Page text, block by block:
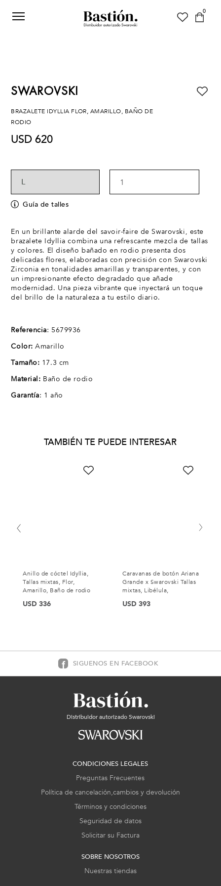
0
SWAROVSKI
BRAZALETE IDYLLIA FLOR, AMARILLO, BAÑO DE
RODIO
USD 620
1
Guía de talles
En un brillante alarde del savoir-faire de Swarovski, este
brazalete Idyllia combina una refrescante mezcla de tallas
y colores. El diseño bañado en rodio presenta dos
delicadas flores, elaboradas con precisión con Swarovski
Zirconia en tonalidades amarillas y transparentes, y con
un impresionante efecto degradado que añade
modernidad. Una pieza vibrante que inyectará un toque
del brillo de la naturaleza a tu estilo diario.
Referencia: 5679936
Color: Amarillo
Tamaño: 17.3 cm
Material: Baño de rodio
Garantía: 1 año
TAMBIÉN TE PUEDE INTERESAR
Anillo de cóctel Idyllia,
Tallas mixtas, Flor,
Amarillo, Baño de rodio
USD 336
Caravanas de botón Ariana
Grande x Swarovski Tallas
mixtas, Libélula,
rodio
USD 393
SIGUENOS EN FACEBOOK
Distribuidor autorizado Swarovski
CONDICIONES LEGALES
Preguntas Frecuentes
Política de cancelación,cambios y devolución
Términos y condiciones
Seguridad de datos
Solicitar su Factura
SOBRE NOSOTROS
Nuestras tiendas